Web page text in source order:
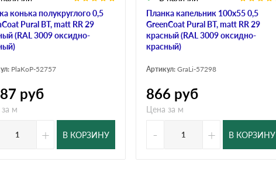
конька полукруглого 0,5
Pural BT, matt RR 29
(RAL 3009 оксидно-
PlaKoP-52757
руб
м
+ В КОРЗИНУ
Планка капельник 100х55 0,5
GreenCoat Pural BT, matt RR 29
красный (RAL 3009 оксидно-
красный)
Артикул: GraLi-57298
866 руб
Цена за м
- + В КОРЗИНУ